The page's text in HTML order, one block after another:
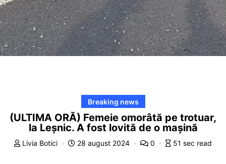
Breaking news
(ULTIMA ORĂ) Femeie omorâtă pe trotuar,
la Leșnic. A fost lovită de o mașină
Livia Botici 28 august 2024 0 51 sec read